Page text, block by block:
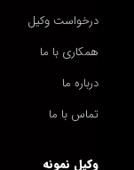
درخواست وکیل
همکاری با ما
درباره ما
تماس با ما
وکیل نمونه